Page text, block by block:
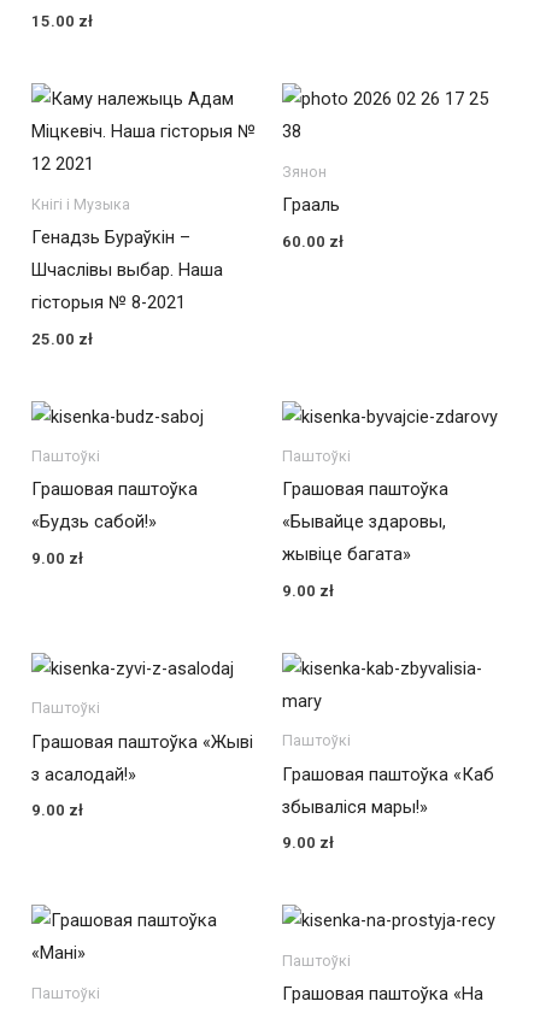
15.00 zł
Кнігі і Музыка
Генадзь Бураўкін –
Шчаслівы выбар. Наша
гісторыя № 8-2021
25.00 zł
Зянон
Грааль
60.00 zł
Паштоўкі
Грашовая паштоўка
«Будзь сабой!»
9.00 zł
Паштоўкі
Грашовая паштоўка
«Бывайце здаровы,
жывіце багата»
9.00 zł
Паштоўкі
Грашовая паштоўка «Жыві
з асалодай!»
9.00 zł
Паштоўкі
Грашовая паштоўка «Каб
збываліся мары!»
9.00 zł
Паштоўкі
Паштоўкі
Грашовая паштоўка «На